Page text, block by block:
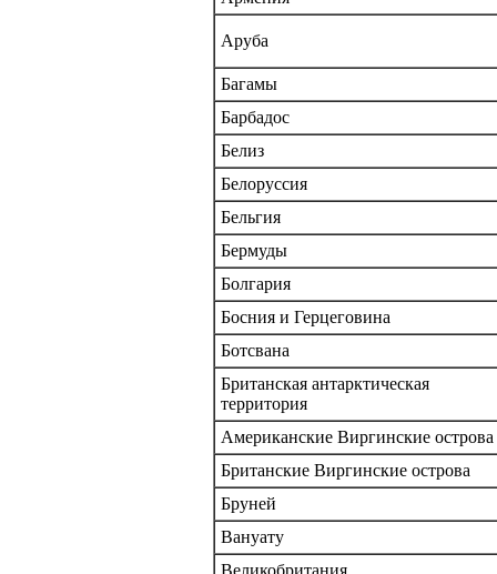
Аруба
Багамы
Барбадос
Белиз
Белоруссия
Бельгия
Бермуды
Болгария
Босния и Герцеговина
Ботсвана
Британская антарктическая
территория
Американские Виргинские острова
Британские Виргинские острова
Бруней
Вануату
Великобритания